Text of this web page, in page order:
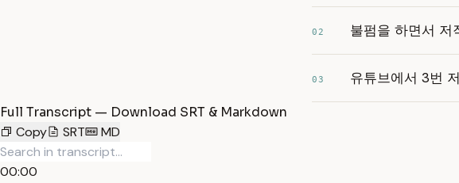
02 불펌을 하면서 저
03 유튜브에서 3번
Full Transcript — Download SRT & Markdown
Copy
SRT MD
00:00